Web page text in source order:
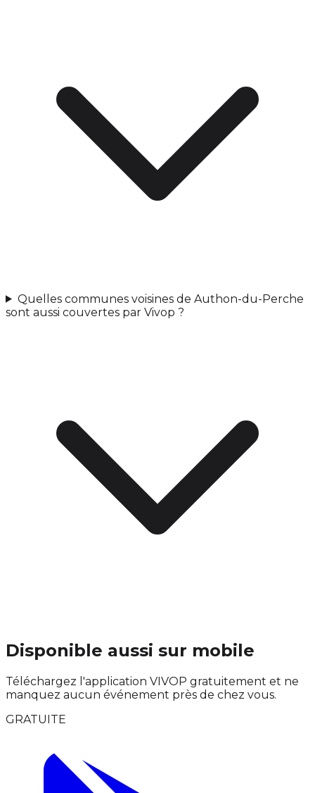
Quelles communes voisines de Authon-du-Perche
sont aussi couvertes par Vivop ?
Disponible aussi sur mobile
Téléchargez l'application VIVOP gratuitement et ne
manquez aucun événement près de chez vous.
GRATUITE